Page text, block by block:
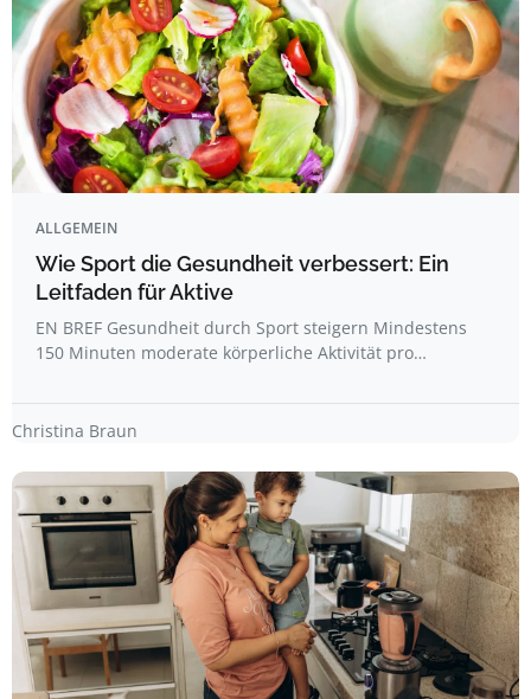
ALLGEMEIN
Wie Sport die Gesundheit verbessert: Ein
Leitfaden für Aktive
EN BREF Gesundheit durch Sport steigern Mindestens
150 Minuten moderate körperliche Aktivität pro…
Christina Braun